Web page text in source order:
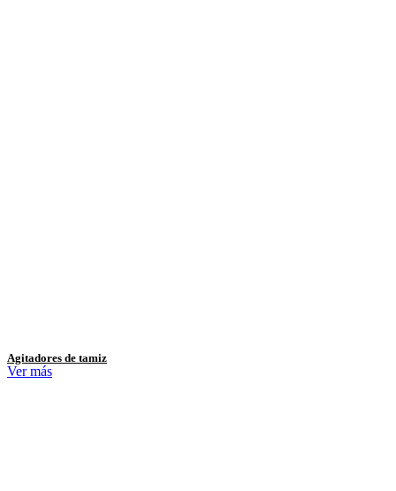
Agitadores de tamiz
Ver más